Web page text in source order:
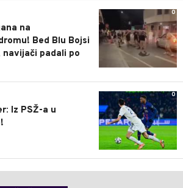
0
na
Bed Blu Bojsi
padali po
0
Iz PSŽ-a u